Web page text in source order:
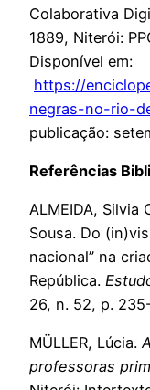
Colaborativa
1889, Niterói:
Disponível em:
https://
negras-no-rio-
publicação:
Referências
ALMEIDA, Silvia
Sousa. Do
nacional” na
República.
26, n. 52, p.
MÜLLER, Lúcia.
professoras